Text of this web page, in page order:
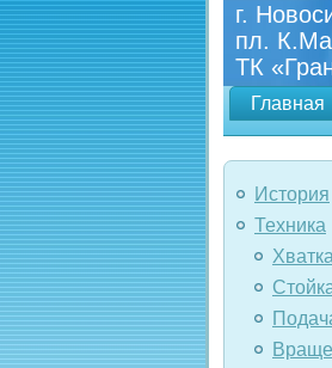
г.
пл.
ТК
Главная
История
Техника